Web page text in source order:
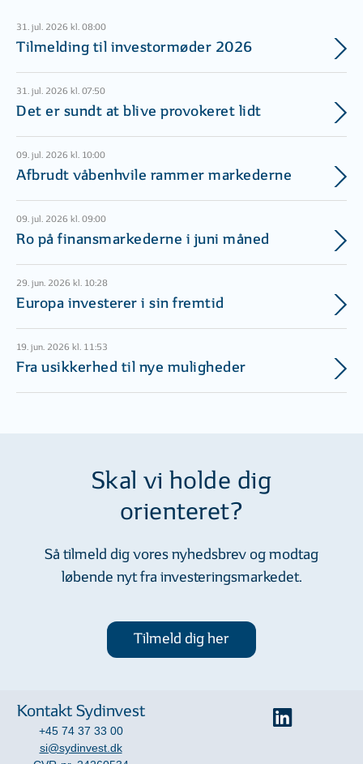
31. jul. 2026 kl. 08:00
Tilmelding til investormøder 2026
31. jul. 2026 kl. 07:50
Det er sundt at blive provokeret lidt
09. jul. 2026 kl. 10:00
Afbrudt våbenhvile rammer markederne
09. jul. 2026 kl. 09:00
Ro på finansmarkederne i juni måned
29. jun. 2026 kl. 10:28
Europa investerer i sin fremtid
19. jun. 2026 kl. 11:53
Fra usikkerhed til nye muligheder
Skal vi holde dig
orienteret?
Så tilmeld dig vores nyhedsbrev og modtag
løbende nyt fra investeringsmarkedet.
Tilmeld dig her
Kontakt Sydinvest
+45 74 37 33 00
si@sydinvest.dk